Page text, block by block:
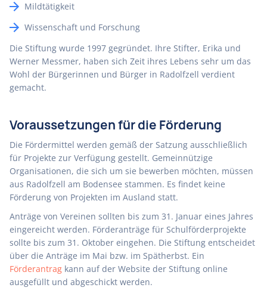
Mildtätigkeit
Wissenschaft und Forschung
Die Stiftung wurde 1997 gegründet. Ihre Stifter, Erika und
Werner Messmer, haben sich Zeit ihres Lebens sehr um das
Wohl der Bürgerinnen und Bürger in Radolfzell verdient
gemacht.
Voraussetzungen für die Förderung
Die Fördermittel werden gemäß der Satzung ausschließlich
für Projekte zur Verfügung gestellt. Gemeinnützige
Organisationen, die sich um sie bewerben möchten, müssen
aus Radolfzell am Bodensee stammen. Es findet keine
Förderung von Projekten im Ausland statt.
Anträge von Vereinen sollten bis zum 31. Januar eines Jahres
eingereicht werden. Förderanträge für Schulförderprojekte
sollte bis zum 31. Oktober eingehen. Die Stiftung entscheidet
über die Anträge im Mai bzw. im Spätherbst. Ein
Förderantrag kann auf der Website der Stiftung online
ausgefüllt und abgeschickt werden.